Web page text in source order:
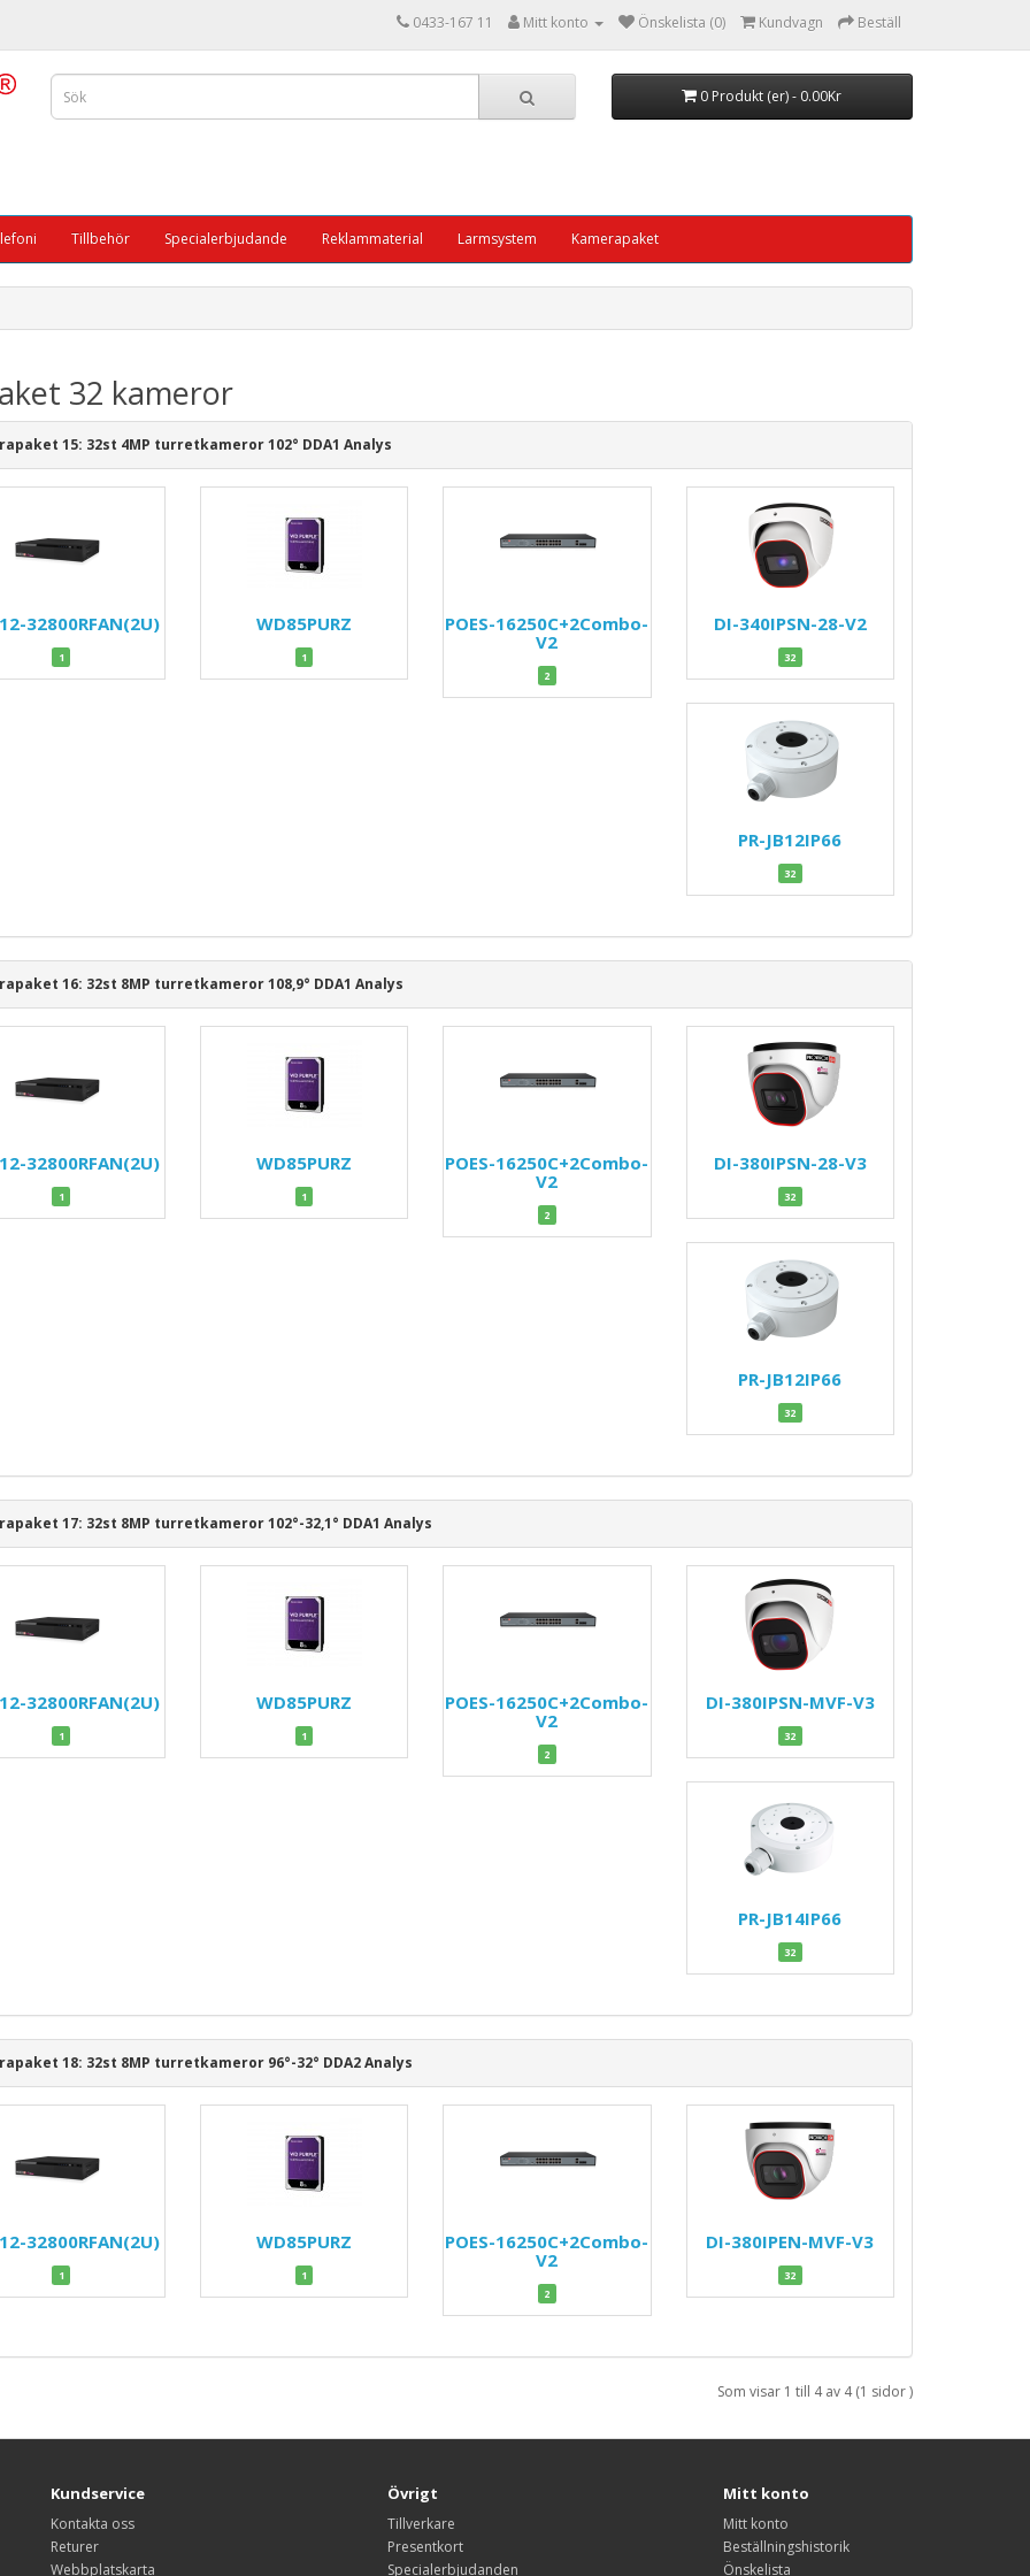
0433-167 11 Mitt konto Önskelista (0) Kundvagn Beställ
0 Produkt (er) - 0.00Kr
Tillbehör Specialerbjudande Reklammaterial Larmsystem Kamerapaket
32 kameror
15: 32st 4MP turretkameror 102° DDA1 Analys
32800RFAN(2U)
1
WD85PURZ
1
POES-16250C+2Combo-
V2
2
DI-340IPSN-28-V2
32
PR-JB12IP66
32
16: 32st 8MP turretkameror 108,9° DDA1 Analys
32800RFAN(2U)
1
WD85PURZ
1
POES-16250C+2Combo-
V2
2
DI-380IPSN-28-V3
32
PR-JB12IP66
32
17: 32st 8MP turretkameror 102°-32,1° DDA1 Analys
32800RFAN(2U)
1
WD85PURZ
1
POES-16250C+2Combo-
V2
2
DI-380IPSN-MVF-V3
32
PR-JB14IP66
32
18: 32st 8MP turretkameror 96°-32° DDA2 Analys
32800RFAN(2U)
1
WD85PURZ
1
POES-16250C+2Combo-
V2
2
DI-380IPEN-MVF-V3
32
Som visar 1 till 4 av 4 (1 sidor )
Kundservice
Kontakta oss
Returer
Webbplatskarta
Övrigt
Tillverkare
Presentkort
Specialerbjudanden
Mitt konto
Mitt konto
Beställningshistorik
Önskelista